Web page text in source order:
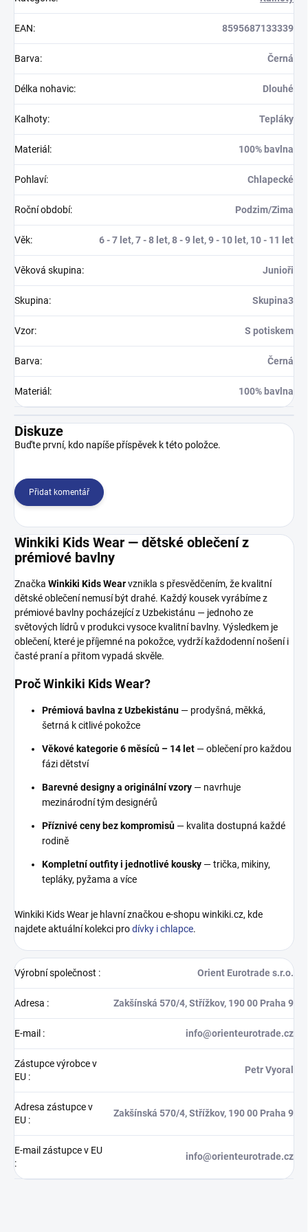
EAN: 8595687133339
Barva: Černá
Délka nohavic: Dlouhé
Kalhoty: Tepláky
Materiál : 100% bavlna
Pohlaví: Chlapecké
Roční období: Podzim/Zima
Věk: 6 - 7 let, 7 - 8 let, 8 - 9 let, 9 - 10 let, 10 - 11 let
Věková skupina: Junioři
Skupina: Skupina3
Vzor: S potiskem
Barva: Černá
Materiál : 100% bavlna
Diskuze
Buďte první, kdo napíše příspěvek k této položce.
Přidat komentář
Winkiki Kids Wear — dětské oblečení z
prémiové bavlny
Značka Winkiki Kids Wearvznikla s přesvědčením, že kvalitní
dětské oblečení nemusí být drahé. Každý kousek vyrábíme z
prémiové bavlny pocházející z Uzbekistánu — jednoho ze
světových lídrů v produkci vysoce kvalitní bavlny. Výsledkem je
oblečení, které je příjemné na pokožce, vydrží každodenní nošení i
časté praní a přitom vypadá skvěle.
Proč Winkiki Kids Wear?
Prémiová bavlna z Uzbekistánu — prodyšná, měkká,
šetrná k citlivé pokožce
Věkové kategorie 6 měsíců – 14 let — oblečení pro každou
fázi dětství
Barevné designy a originální vzory — navrhuje
mezinárodní tým designérů
Příznivé ceny bez kompromisů — kvalita dostupná každé
rodině
Kompletní outfity i jednotlivé kousky — trička, mikiny,
tepláky, pyžama a více
Winkiki Kids Wear je hlavní značkou e-shopu winkiki.cz, kde
najdete aktuální kolekci prodívky i chlapce.
Výrobní společnost : Orient Eurotrade s.r.o.
Adresa : Zakšínská 570/4, Střížkov, 190 00 Praha 9
E-mail : info@orienteurotrade.cz
Zástupce výrobce v
EU :
Petr Vyoral
Adresa zástupce v
EU :
Zakšínská 570/4, Střížkov, 190 00 Praha 9
E-mail zástupce v EU
:
info@orienteurotrade.cz